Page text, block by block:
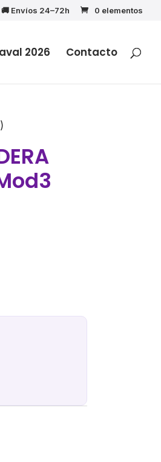
🚚 Envíos 24–72h 0 elementos
2026 Contacto